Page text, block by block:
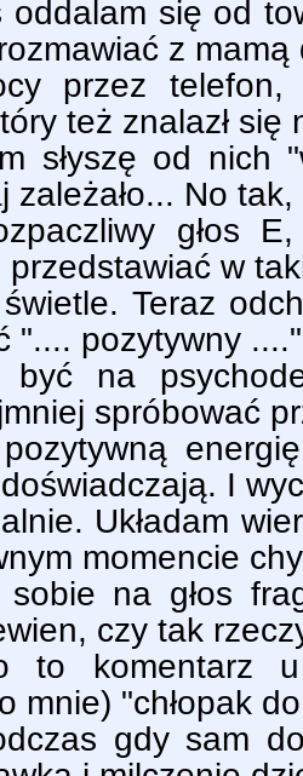
oddalam się od
z mamą
przez telefon,
też znalazł się
słyszę od nich
zależało... No
głos
przedstawiać w
Teraz
".... pozytywny
być na
spróbować
I
Układam
momencie
sobie na głos
czy tak
to
mnie) "chłopak
gdy sam